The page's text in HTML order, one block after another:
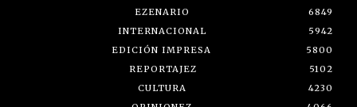
EZENARIO
6849
INTERNACIONAL
5942
EDICIÓN IMPRESA
5800
REPORTAJEZ
5102
CULTURA
4230